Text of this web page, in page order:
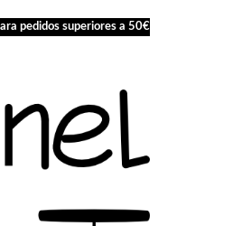
pedidos superiores a 50€